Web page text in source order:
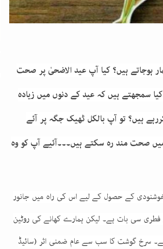
ہوجاتے ہیں؟ کیا آپ عید الاضحیٰ پر صحت
سمجھتے ہیں کہ عید کے دنوں میں زیادہ
ہیں؟ تو آپ بالکل ٹھیک جگہ پر آئے
میں صحت مند رہ سکتے ہیں۔۔۔آئیے آپ کو وہ
کے حصول کے لیے اس کی راہ میں جانور
فطری سی بات ہے۔ لیکن ہمارے کھانے کی روٹین
سرخ گوشت کا سب سے عام ضمنی اثر (سائیڈ